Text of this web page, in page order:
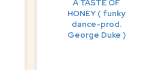
A TASTE OF
HONEY ( funky
dance-prod.
George Duke )